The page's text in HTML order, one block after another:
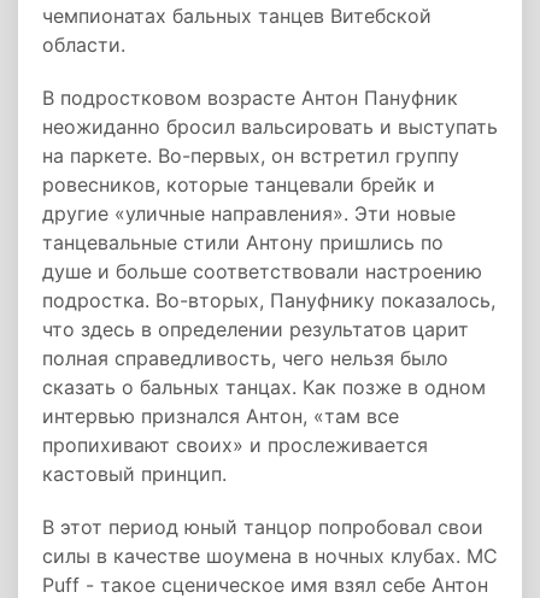
чемпионатах бальных танцев Витебской
области.
В подростковом возрасте Антон Пануфник
неожиданно бросил вальсировать и выступать
на паркете. Во-первых, он встретил группу
ровесников, которые танцевали брейк и
другие «уличные направления». Эти новые
танцевальные стили Антону пришлись по
душе и больше соответствовали настроению
подростка. Во-вторых, Пануфнику показалось,
что здесь в определении результатов царит
полная справедливость, чего нельзя было
сказать о бальных танцах. Как позже в одном
интервью признался Антон, «там все
пропихивают своих» и прослеживается
кастовый принцип.
В этот период юный танцор попробовал свои
силы в качестве шоумена в ночных клубах. MC
Puff - такое сценическое имя взял себе Антон